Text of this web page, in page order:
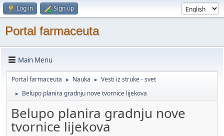
Log in Sign up
Portal farmaceuta
Main Menu
Portal farmaceuta ► Nauka ► Vesti iz struke - svet
► Belupo planira gradnju nove tvornice lijekova
Belupo planira gradnju nove
tvornice lijekova